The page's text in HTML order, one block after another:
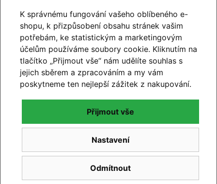
CUBE 2027
K správnému fungování vašeho oblíbeného e-
shopu, k přizpůsobení obsahu stránek vašim
potřebám, ke statistickým a marketingovým
účelům používáme soubory cookie. Kliknutím na
tlačítko „Přijmout vše“ nám udělíte souhlas s
jejich sběrem a zpracováním a my vám
poskytneme ten nejlepší zážitek z nakupování.
Odmítnout
Nastavení
Přijmout vše